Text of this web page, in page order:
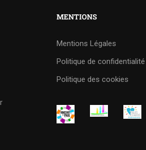
MENTIONS
Mentions Légales
Politique de confidentialité
Politique des cookies